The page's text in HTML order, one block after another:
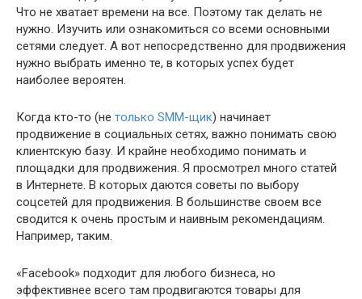
Что не хватает времени на все. Поэтому так делать не
нужно. Изучить или ознакомиться со всеми основными
сетями следует. А вот непосредственно для продвижения
нужно выбрать именно те, в которых успех будет
наиболее вероятен.
Когда кто-то (не только SMM-щик) начинает
продвижение в социальных сетях, важно понимать свою
клиентскую базу. И крайне необходимо понимать и
площадки для продвижения. Я просмотрел много статей
в Интернете. В которых даются советы по выбору
соцсетей для продвижения. В большинстве своем все
сводится к очень простым и наивным рекомендациям.
Например, таким.
«Facebook» подходит для любого бизнеса, но
эффективнее всего там продвигаются товары для